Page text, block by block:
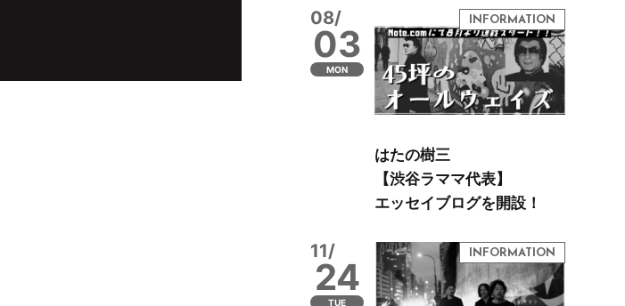
08/
03
MON
はたの樹三
【渋谷ラママ代表】
エッセイブログを開設！
11/
24
TUE